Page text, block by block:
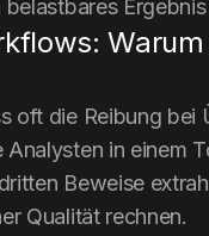
oft die Reibung bei
in einem
Beweise
Qualität rechnen.